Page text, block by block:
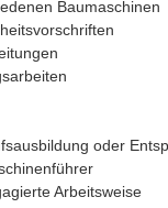
Baumaschinen
oder
Arbeitsweise